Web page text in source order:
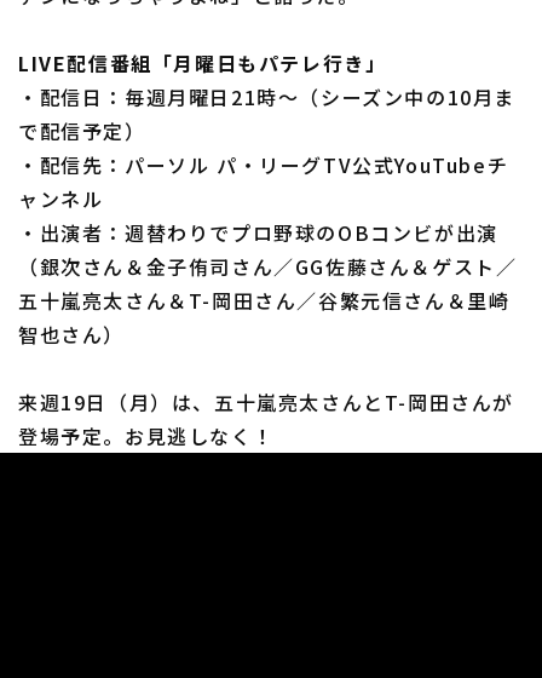
LIVE配信番組「月曜日もパテレ行き」
・配信日：毎週月曜日21時～（シーズン中の10月ま
で配信予定）
・配信先：パーソル パ・リーグTV公式YouTubeチ
ャンネル
・出演者：週替わりでプロ野球のOBコンビが出演
（銀次さん＆金子侑司さん／GG佐藤さん＆ゲスト／
五十嵐亮太さん＆T-岡田さん／谷繁元信さん＆里崎
智也さん）
来週19日（月）は、五十嵐亮太さんとT-岡田さんが
登場予定。お見逃しなく！